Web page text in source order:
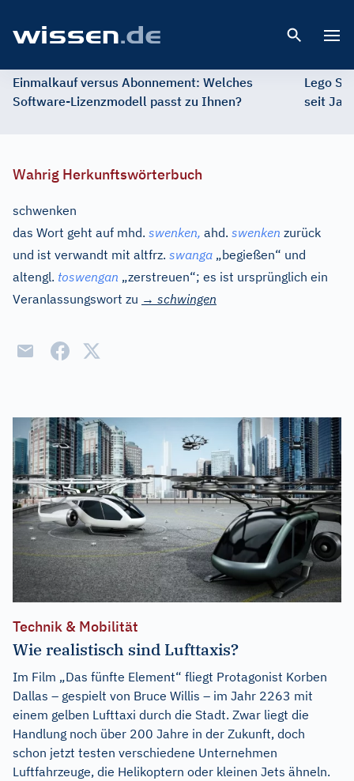
Einmalkauf versus Abonnement: Welches
Software-Lizenzmodell passt zu Ihnen?
Lego
seit
Wahrig Herkunftswörterbuch
schwenken
das Wort geht auf mhd. swenken, ahd. swenken zurück
und ist verwandt mit altfrz. swanga „begießen“ und
altengl. toswengan „zerstreuen“; es ist ursprünglich ein
Veranlassungswort zu → schwingen
Technik & Mobilität
Wie realistisch sind Lufttaxis?
Im Film „Das fünfte Element“ fliegt Protagonist Korben
Dallas – gespielt von Bruce Willis – im Jahr 2263 mit
einem gelben Lufttaxi durch die Stadt. Zwar liegt die
Handlung noch über 200 Jahre in der Zukunft, doch
schon jetzt testen verschiedene Unternehmen
Luftfahrzeuge, die Helikoptern oder kleinen Jets ähneln.